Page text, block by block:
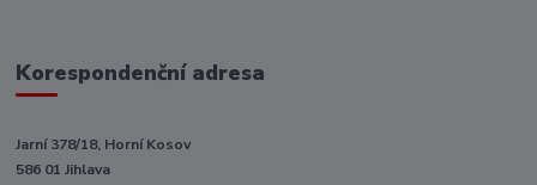
Korespondenční adresa
Jarní 378/18, Horní Kosov
586 01 Jihlava